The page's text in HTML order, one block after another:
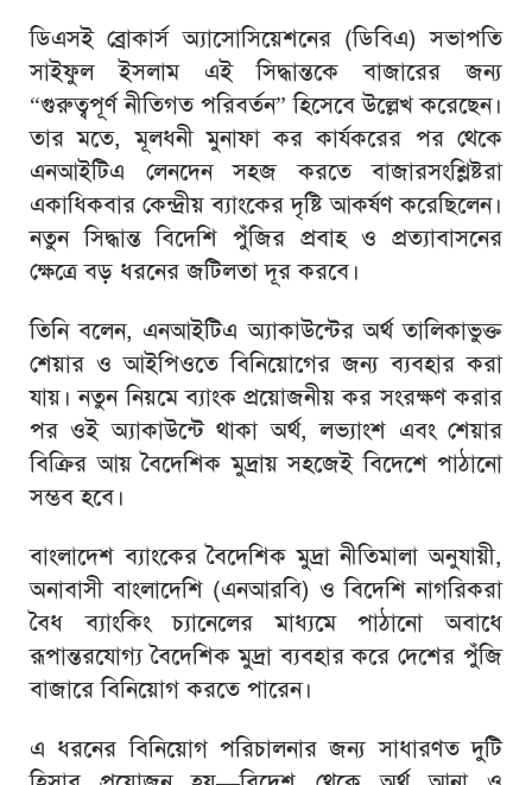
ডিএসই ব্রোকার্স অ্যাসোসিয়েশনের (ডিবিএ) সভাপতি
সাইফুল ইসলাম এই সিদ্ধান্তকে বাজারের জন্য
“গুরুত্বপূর্ণ নীতিগত পরিবর্তন” হিসেবে উল্লেখ করেছেন।
তার মতে, মূলধনী মুনাফা কর কার্যকরের পর থেকে
এনআইটিএ লেনদেন সহজ করতে বাজারসংশ্লিষ্টরা
একাধিকবার কেন্দ্রীয় ব্যাংকের দৃষ্টি আকর্ষণ করেছিলেন।
নতুন সিদ্ধান্ত বিদেশি পুঁজির প্রবাহ ও প্রত্যাবাসনের
ক্ষেত্রে বড় ধরনের জটিলতা দূর করবে।
তিনি বলেন, এনআইটিএ অ্যাকাউন্টের অর্থ তালিকাভুক্ত
শেয়ার ও আইপিওতে বিনিয়োগের জন্য ব্যবহার করা
যায়। নতুন নিয়মে ব্যাংক প্রয়োজনীয় কর সংরক্ষণ করার
পর ওই অ্যাকাউন্টে থাকা অর্থ, লভ্যাংশ এবং শেয়ার
বিক্রির আয় বৈদেশিক মুদ্রায় সহজেই বিদেশে পাঠানো
সম্ভব হবে।
বাংলাদেশ ব্যাংকের বৈদেশিক মুদ্রা নীতিমালা অনুযায়ী,
অনাবাসী বাংলাদেশি (এনআরবি) ও বিদেশি নাগরিকরা
বৈধ ব্যাংকিং চ্যানেলের মাধ্যমে পাঠানো অবাধে
রূপান্তরযোগ্য বৈদেশিক মুদ্রা ব্যবহার করে দেশের পুঁজি
বাজারে বিনিয়োগ করতে পারেন।
এ ধরনের বিনিয়োগ পরিচালনার জন্য সাধারণত দুটি